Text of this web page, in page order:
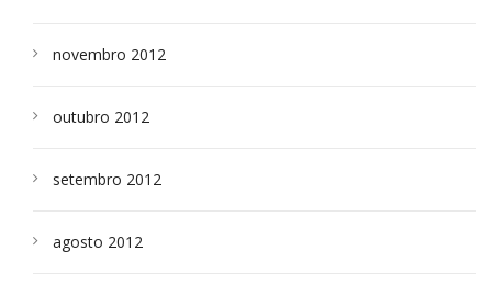
novembro 2012
outubro 2012
setembro 2012
agosto 2012